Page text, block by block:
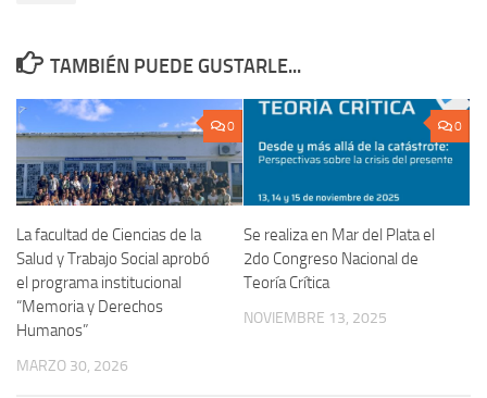
TAMBIÉN PUEDE GUSTARLE...
0
La facultad de Ciencias de la
Salud y Trabajo Social aprobó
el programa institucional
“Memoria y Derechos
Humanos”
MARZO 30, 2026
0
Se realiza en Mar del Plata el
2do Congreso Nacional de
Teoría Crítica
NOVIEMBRE 13, 2025